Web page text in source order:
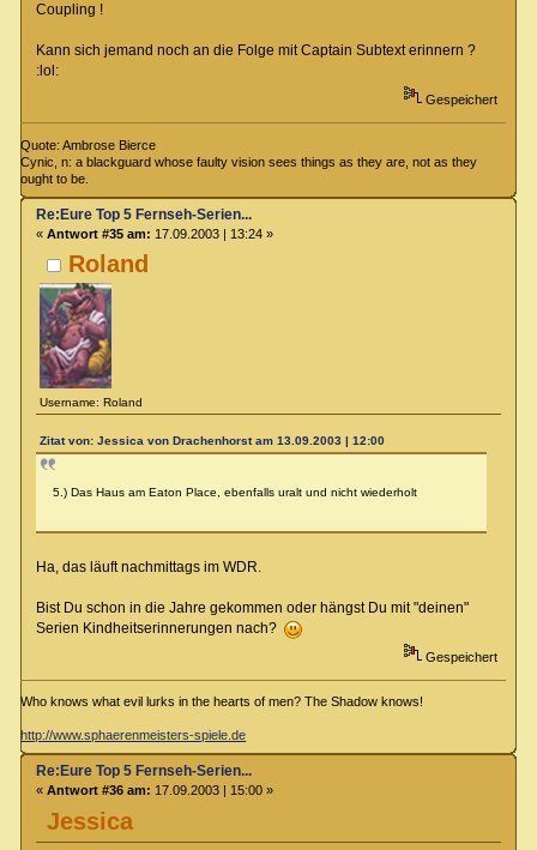
Coupling !
Kann sich jemand noch an die Folge mit Captain Subtext erinnern ?
:lol:
Gespeichert
Quote: Ambrose Bierce
Cynic, n: a blackguard whose faulty vision sees things as they are, not as they
ought to be.
Roland
Username: Roland
Re:Eure Top 5 Fernseh-Serien...
« Antwort #35 am: 17.09.2003 | 13:24 »
Zitat von: Jessica von Drachenhorst am 13.09.2003 | 12:00
5.) Das Haus am Eaton Place, ebenfalls uralt und nicht wiederholt
Ha, das läuft nachmittags im WDR.
Bist Du schon in die Jahre gekommen oder hängst Du mit "deinen"
Serien Kindheitserinnerungen nach?
Gespeichert
Who knows what evil lurks in the hearts of men? The Shadow knows!
http://www.sphaerenmeisters-spiele.de
Jessica
Re:Eure Top 5 Fernseh-Serien...
« Antwort #36 am: 17.09.2003 | 15:00 »